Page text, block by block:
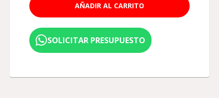
AÑADIR AL CARRITO
SOLICITAR PRESUPUESTO